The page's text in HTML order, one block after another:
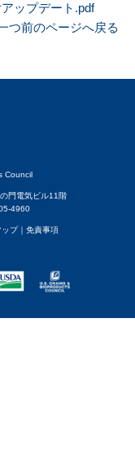
ップデート.pdf
つ前のページへ戻る
Council
門電気ビル11階
4960
ップ｜ 免責事項